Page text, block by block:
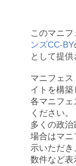
このマニフ
ンズCC-BY
として提供
マニフェ
イトを構築
各マニフェ
ください。
多くの政
場合はマニ
示いただき
数件など表